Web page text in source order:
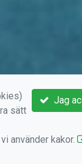
Jag
sätt
använder kakor.